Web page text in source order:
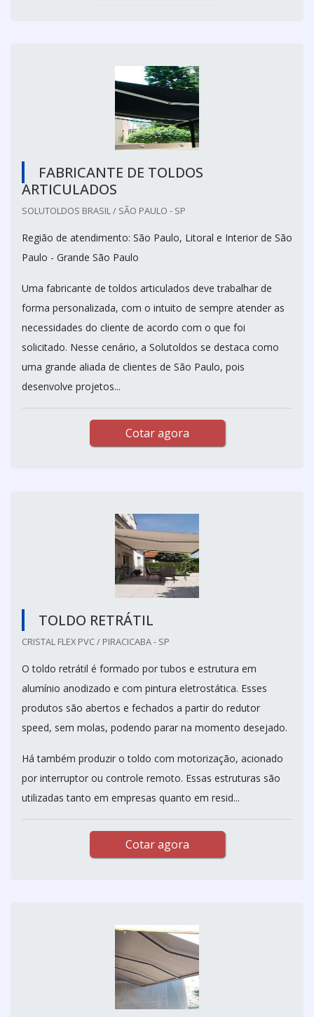
FABRICANTE DE TOLDOS
ARTICULADOS
SOLUTOLDOS BRASIL / SÃO PAULO - SP
Região de atendimento: São Paulo, Litoral e Interior de São
Paulo - Grande São Paulo
Uma fabricante de toldos articulados deve trabalhar de
forma personalizada, com o intuito de sempre atender as
necessidades do cliente de acordo com o que foi
solicitado. Nesse cenário, a Solutoldos se destaca como
uma grande aliada de clientes de São Paulo, pois
desenvolve projetos...
Cotar agora
TOLDO RETRÁTIL
CRISTAL FLEX PVC / PIRACICABA - SP
O toldo retrátil é formado por tubos e estrutura em
alumínio anodizado e com pintura eletrostática. Esses
produtos são abertos e fechados a partir do redutor
speed, sem molas, podendo parar na momento desejado.
Há também produzir o toldo com motorização, acionado
por interruptor ou controle remoto. Essas estruturas são
utilizadas tanto em empresas quanto em resid...
Cotar agora